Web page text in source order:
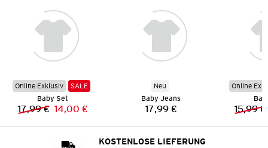
Online Exklusiv
SALE
Baby Set
Vorheriger Preis:
17,99 € Neuer Preis:
14,00 €
Neu
Baby Jeans
Preis:
17,99 €
Online
15,99 €
KOSTENLOSE LIEFERUNG